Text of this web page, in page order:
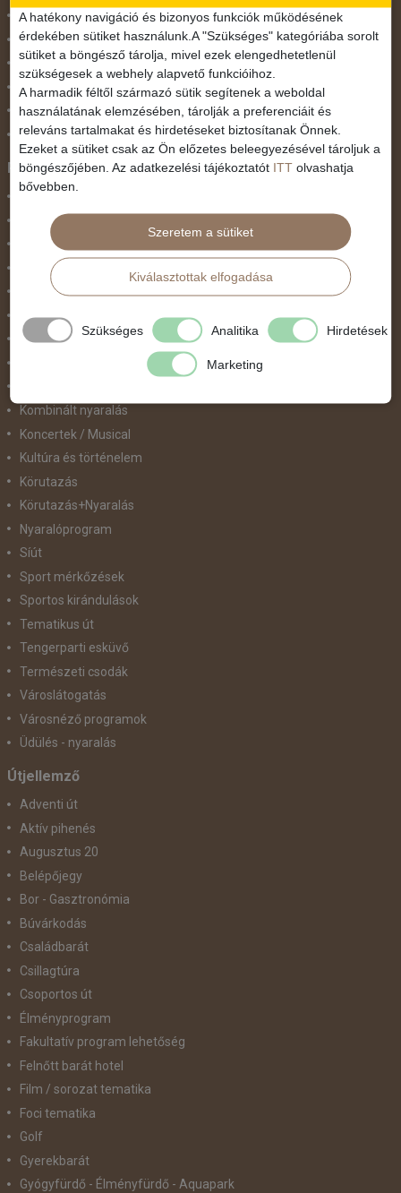
November 1.
Október 23.
Pünkösdi utazás
Szilveszter
Tavaszi szünet
Valentin nap
Programtípus
Belépőjegy
Egyéni út
Egzotikus út
Fesztiválok
Golfút
Gyalogtúra
Kombinált nyaralás
Koncertek / Musical
Kultúra és történelem
Körutazás
Körutazás+Nyaralás
Nyaralóprogram
Síút
Sport mérkőzések
Sportos kirándulások
Tematikus út
Tengerparti esküvő
Természeti csodák
Városlátogatás
Városnéző programok
Üdülés - nyaralás
Útjellemző
Adventi út
Aktív pihenés
Augusztus 20
Belépőjegy
Bor - Gasztronómia
Búvárkodás
Családbarát
Csillagtúra
Csoportos út
Élményprogram
Fakultatív program lehetőség
Felnőtt barát hotel
Film / sorozat tematika
Foci tematika
Golf
Gyerekbarát
Gyógyfürdő - Élményfürdő - Aquapark
A hatékony navigáció és bizonyos funkciók működésének
érdekében sütiket használunk.A "Szükséges" kategóriába sorolt
sütiket a böngésző tárolja, mivel ezek elengedhetetlenül
szükségesek a webhely alapvető funkcióihoz.
A harmadik féltől származó sütik segítenek a weboldal
használatának elemzésében, tárolják a preferenciáit és
releváns tartalmakat és hirdetéseket biztosítanak Önnek.
Ezeket a sütiket csak az Ön előzetes beleegyezésével tároljuk a
böngészőjében. Az adatkezelési tájékoztatót ITT olvashatja
bővebben.
Szeretem a sütiket
Kiválasztottak elfogadása
Szükséges Analitika Hirdetések
Marketing